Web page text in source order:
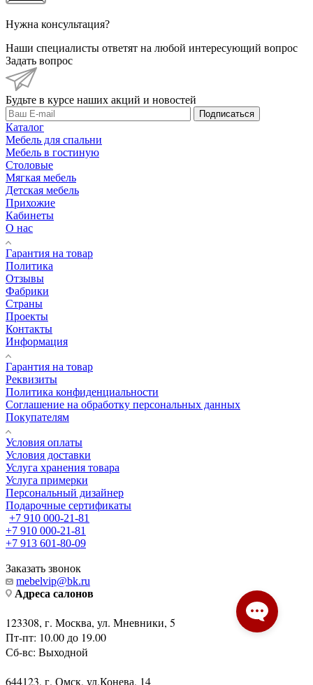
Нужна консультация?
Наши специалисты ответят на любой интересующий вопрос
Задать вопрос
Будьте в курсе наших акций и новостей
Подписаться
Каталог
Мебель для спальни
Мебель в гостиную
Столовые
Мягкая мебель
Детская мебель
Прихожие
Кабинеты
О нас
Гарантия на товар
Политика
Отзывы
Фабрики
Страны
Проекты
Контакты
Информация
Гарантия на товар
Реквизиты
Политика конфиденциальности
Соглашение на обработку персональных данных
Покупателям
Условия оплаты
Условия доставки
Услуга хранения товара
Услуга примерки
Персональный дизайнер
Подарочные сертификаты
+7 910 000-21-81
+7 910 000-21-81
+7 913 601-80-09
Заказать звонок
mebelvip@bk.ru
Адреса салонов
123308, г. Москва, ул. Мневники, 5
Пт-пт: 10.00 до 19.00
Сб-вс: Выходной
644123, г. Омск, ул.Конева, 14